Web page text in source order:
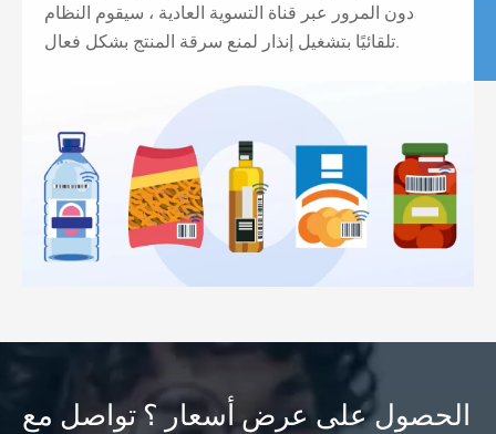
دون المرور عبر قناة التسوية العادية ، سيقوم النظام
تلقائيًا بتشغيل إنذار لمنع سرقة المنتج بشكل فعال.
الحصول على عرض أسعار ؟ تواصل مع